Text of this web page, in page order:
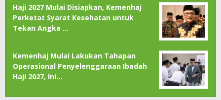
Haji 2027 Mulai Disiapkan, Kemenhaj
Perketat Syarat Kesehatan untuk
Tekan Angka …
Kemenhaj Mulai Lakukan Tahapan
Operasional Penyelenggaraan Ibadah
Haji 2027, Ini…